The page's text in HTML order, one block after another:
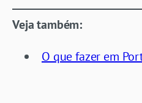
Veja também:
O que fazer em